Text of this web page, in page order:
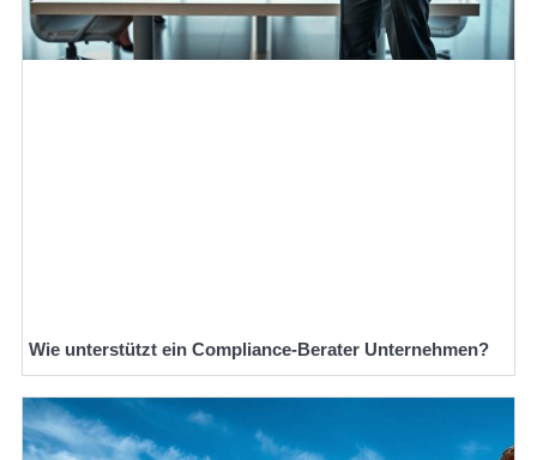
Wie unterstützt ein Compliance-Berater Unternehmen?